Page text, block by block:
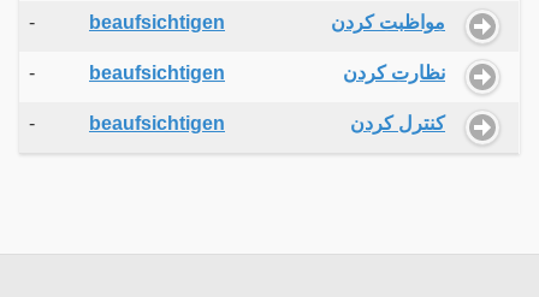
- beaufsichtigen مواظبت کردن
- beaufsichtigen نظارت کردن
- beaufsichtigen کنترل کردن